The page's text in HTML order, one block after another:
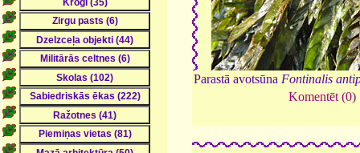
Parastā avotsūna Fontinalis
Komentēt (0)